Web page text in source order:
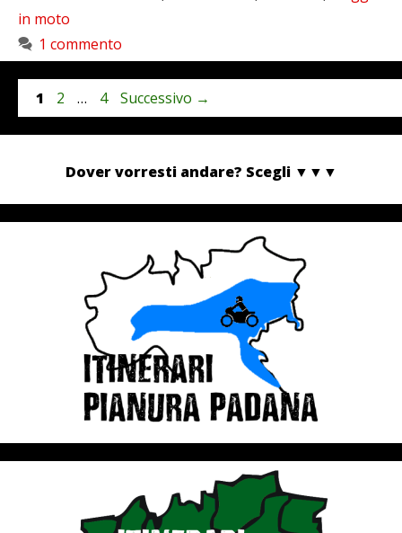
in moto
1 commento
Pagina
1 Pagina
2 … Pagina
4 Successivo →
Dover vorresti andare? Scegli ▼▼▼